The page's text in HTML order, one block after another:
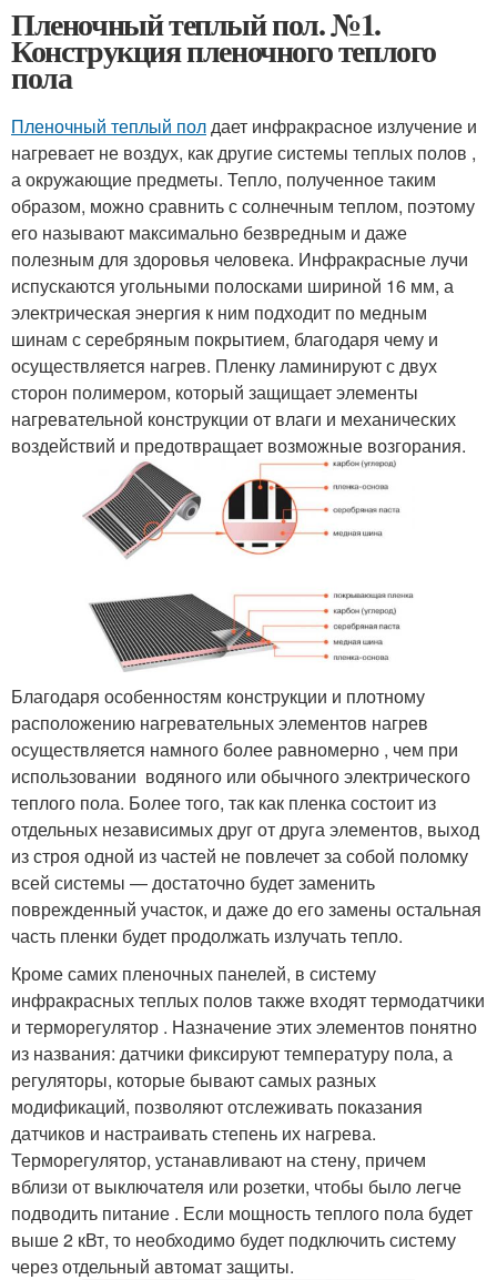
Пленочный теплый пол. №1.
Конструкция пленочного теплого
пола
Пленочный теплый полдает инфракрасное излучение и
нагревает не воздух, как другие системы теплых полов ,
а окружающие предметы. Тепло, полученное таким
образом, можно сравнить с солнечным теплом, поэтому
его называют максимально безвредным и даже
полезным для здоровья человека. Инфракрасные лучи
испускаются угольными полосками шириной 16 мм, а
электрическая энергия к ним подходит по медным
шинам с серебряным покрытием, благодаря чему и
осуществляется нагрев. Пленку ламинируют с двух
сторон полимером, который защищает элементы
нагревательной конструкции от влаги и механических
воздействий и предотвращает возможные возгорания.
Благодаря особенностям конструкции и плотному
расположению нагревательных элементов нагрев
осуществляется намного более равномерно , чем при
использовании водяного или обычного электрического
теплого пола. Более того, так как пленка состоит из
отдельных независимых друг от друга элементов, выход
из строя одной из частей не повлечет за собой поломку
всей системы — достаточно будет заменить
поврежденный участок, и даже до его замены остальная
часть пленки будет продолжать излучать тепло.
Кроме самих пленочных панелей, в систему
инфракрасных теплых полов также входят термодатчики
и терморегулятор . Назначение этих элементов понятно
из названия: датчики фиксируют температуру пола, а
регуляторы, которые бывают самых разных
модификаций, позволяют отслеживать показания
датчиков и настраивать степень их нагрева.
Терморегулятор, устанавливают на стену, причем
вблизи от выключателя или розетки, чтобы было легче
подводить питание . Если мощность теплого пола будет
выше 2 кВт, то необходимо будет подключить систему
через отдельный автомат защиты.